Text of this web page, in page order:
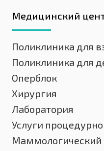
Медицинский
Поликлиника для
Поликлиника для
Оперблок
Хирургия
Лаборатория
Услуги
Маммологический